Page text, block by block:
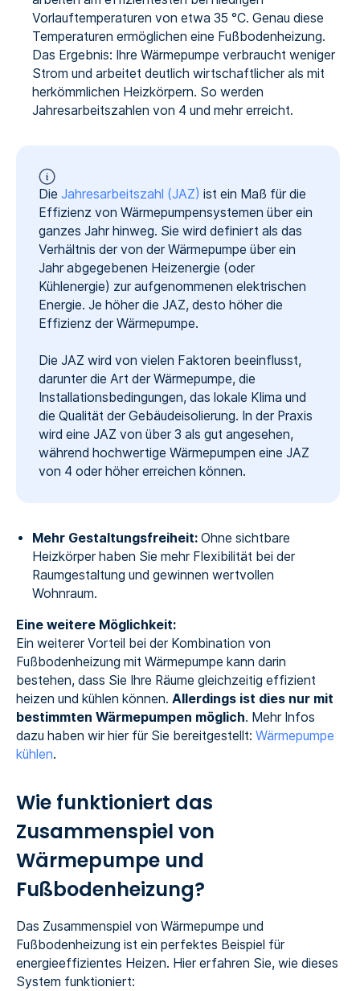
Vorlauftemperaturen von etwa 35 °C. Genau diese
Temperaturen ermöglichen eine Fußbodenheizung.
Das Ergebnis: Ihre Wärmepumpe verbraucht weniger
Strom und arbeitet deutlich wirtschaftlicher als mit
herkömmlichen Heizkörpern. So werden
Jahresarbeitszahlen von 4 und mehr erreicht.
Die Jahresarbeitszahl (JAZ) ist ein Maß für die
Effizienz von Wärmepumpensystemen über ein
ganzes Jahr hinweg. Sie wird definiert als das
Verhältnis der von der Wärmepumpe über ein
Jahr abgegebenen Heizenergie (oder
Kühlenergie) zur aufgenommenen elektrischen
Energie. Je höher die JAZ, desto höher die
Effizienz der Wärmepumpe.
Die JAZ wird von vielen Faktoren beeinflusst,
darunter die Art der Wärmepumpe, die
Installationsbedingungen, das lokale Klima und
die Qualität der Gebäudeisolierung. In der Praxis
wird eine JAZ von über 3 als gut angesehen,
während hochwertige Wärmepumpen eine JAZ
von 4 oder höher erreichen können.
Mehr Gestaltungsfreiheit:Ohne sichtbare
Heizkörper haben Sie mehr Flexibilität bei der
Raumgestaltung und gewinnen wertvollen
Wohnraum.
Eine weitere Möglichkeit:
Ein weiterer Vorteil bei der Kombination von
Fußbodenheizung mit Wärmepumpe kann darin
bestehen, dass Sie Ihre Räume gleichzeitig effizient
heizen und kühlen können. Allerdings ist dies nur mit
bestimmten Wärmepumpen möglich. Mehr Infos
dazu haben wir hier für Sie bereitgestellt: Wärmepumpe
kühlen.
Wie funktioniert das
Zusammenspiel von
Wärmepumpe und
Fußbodenheizung?
Das Zusammenspiel von Wärmepumpe und
Fußbodenheizung ist ein perfektes Beispiel für
energieeffizientes Heizen. Hier erfahren Sie, wie dieses
System funktioniert: